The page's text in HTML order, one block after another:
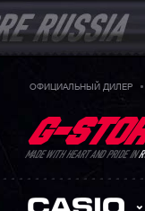
ОФИЦИАЛЬНЫЙ ДИЛЕР
MADE WITH HEART AND PRIDE IN